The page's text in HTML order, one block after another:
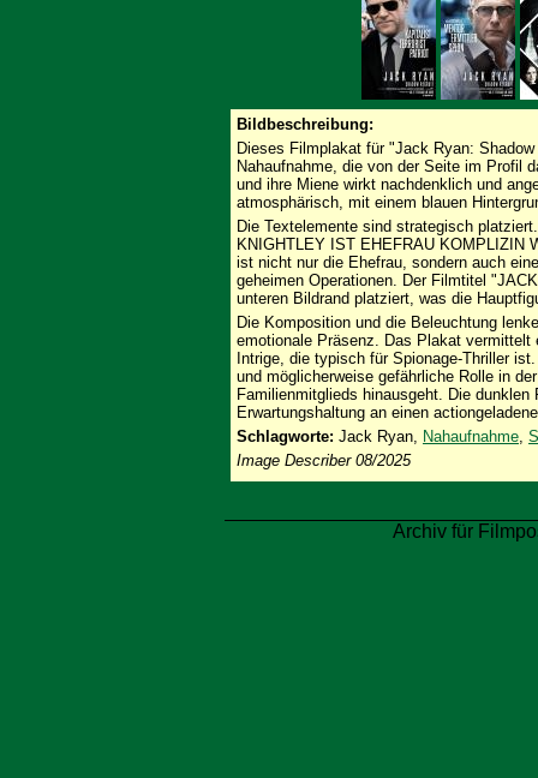
Bildbeschreibung:
Dieses Filmplakat für "Jack Ryan:
Nahaufnahme, die von der Seite im Profil
und ihre Miene wirkt nachdenklich und
atmosphärisch, mit einem blauen
Die Textelemente sind strategisch
KNIGHTLEY IST EHEFRAU KOMPLIZIN
ist nicht nur die Ehefrau, sondern auch
geheimen Operationen. Der Filmtitel
unteren Bildrand platziert, was die
Die Komposition und die Beleuchtung
emotionale Präsenz. Das Plakat vermittelt
Intrige, die typisch für Spionage-Thriller
und möglicherweise gefährliche Rolle in
Familienmitglieds hinausgeht. Die
Erwartungshaltung an einen
Schlagworte: Jack Ryan, Nahaufnahme,
Image Describer 08/2025
Archiv für